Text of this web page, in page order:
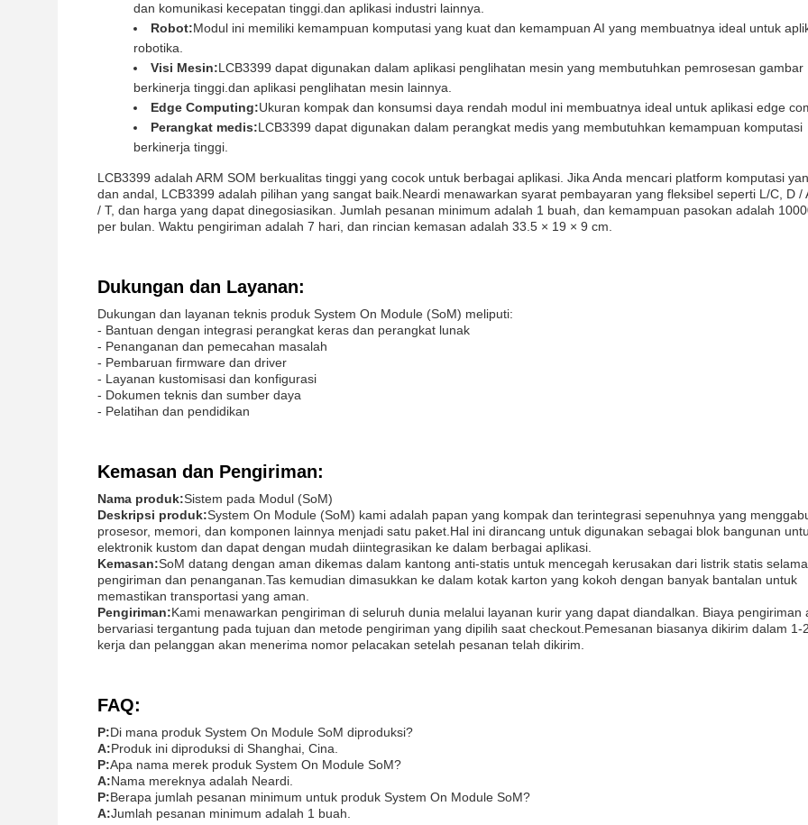
dan komunikasi kecepatan tinggi.dan aplikasi industri lainnya.
Robot:Modul ini memiliki kemampuan komputasi yang kuat dan kemampuan AI yang membuatnya ideal untuk
robotika.
Visi Mesin:LCB3399 dapat digunakan dalam aplikasi penglihatan mesin yang membutuhkan pemrosesan gambar
berkinerja tinggi.dan aplikasi penglihatan mesin lainnya.
Edge Computing:Ukuran kompak dan konsumsi daya rendah modul ini membuatnya ideal untuk aplikasi edge
Perangkat medis:LCB3399 dapat digunakan dalam perangkat medis yang membutuhkan kemampuan komputasi
berkinerja tinggi.
LCB3399 adalah ARM SOM berkualitas tinggi yang cocok untuk berbagai aplikasi. Jika Anda mencari platform komputasi
dan andal, LCB3399 adalah pilihan yang sangat baik.Neardi menawarkan syarat pembayaran yang fleksibel seperti L/C, D /
/ T, dan harga yang dapat dinegosiasikan. Jumlah pesanan minimum adalah 1 buah, dan kemampuan pasokan adalah
per bulan. Waktu pengiriman adalah 7 hari, dan rincian kemasan adalah 33.5 × 19 × 9 cm.
Dukungan dan Layanan:
Dukungan dan layanan teknis produk System On Module (SoM) meliputi:
- Bantuan dengan integrasi perangkat keras dan perangkat lunak
- Penanganan dan pemecahan masalah
- Pembaruan firmware dan driver
- Layanan kustomisasi dan konfigurasi
- Dokumen teknis dan sumber daya
- Pelatihan dan pendidikan
Kemasan dan Pengiriman:
Nama produk:Sistem pada Modul (SoM)
Deskripsi produk:System On Module (SoM) kami adalah papan yang kompak dan terintegrasi sepenuhnya yang
prosesor, memori, dan komponen lainnya menjadi satu paket.Hal ini dirancang untuk digunakan sebagai blok bangunan
elektronik kustom dan dapat dengan mudah diintegrasikan ke dalam berbagai aplikasi.
Kemasan:SoM datang dengan aman dikemas dalam kantong anti-statis untuk mencegah kerusakan dari listrik statis selama
pengiriman dan penanganan.Tas kemudian dimasukkan ke dalam kotak karton yang kokoh dengan banyak bantalan untuk
memastikan transportasi yang aman.
Pengiriman:Kami menawarkan pengiriman di seluruh dunia melalui layanan kurir yang dapat diandalkan. Biaya pengiriman
bervariasi tergantung pada tujuan dan metode pengiriman yang dipilih saat checkout.Pemesanan biasanya dikirim dalam 1-
kerja dan pelanggan akan menerima nomor pelacakan setelah pesanan telah dikirim.
FAQ:
P:Di mana produk System On Module SoM diproduksi?
A:Produk ini diproduksi di Shanghai, Cina.
P:Apa nama merek produk System On Module SoM?
A:Nama mereknya adalah Neardi.
P:Berapa jumlah pesanan minimum untuk produk System On Module SoM?
A:Jumlah pesanan minimum adalah 1 buah.